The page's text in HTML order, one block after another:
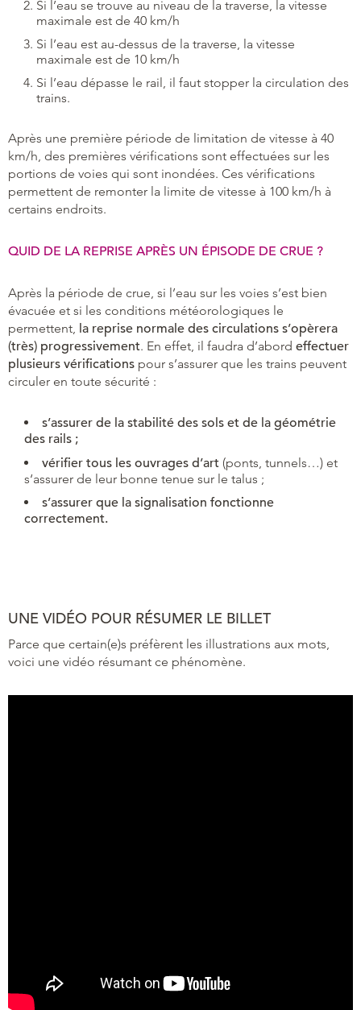
Si l’eau se trouve au niveau de la traverse, la vitesse
maximale est de 40 km/h
Si l’eau est au-dessus de la traverse, la vitesse
maximale est de 10 km/h
Si l’eau dépasse le rail, il faut stopper la circulation des
trains.
Après une première période de limitation de vitesse à 40
km/h, des premières vérifications sont effectuées sur les
portions de voies qui sont inondées. Ces vérifications
permettent de remonter la limite de vitesse à 100 km/h à
certains endroits.
QUID DE LA REPRISE APRÈS UN ÉPISODE DE CRUE ?
Après la période de crue, si l’eau sur les voies s’est bien
évacuée et si les conditions météorologiques le
permettent, la reprise normale des circulations s’opèrera
(très) progressivement. En effet, il faudra d’abord effectuer
plusieurs vérifications pour s’assurer que les trains peuvent
circuler en toute sécurité :
s’assurer de la stabilité des sols et de la géométrie
des rails ;
vérifier tous les ouvrages d’art (ponts, tunnels…) et
s‘assurer de leur bonne tenue sur le talus ;
s’assurer que la signalisation fonctionne
correctement.
UNE VIDÉO POUR RÉSUMER LE BILLET
Parce que certain(e)s préfèrent les illustrations aux mots,
voici une vidéo résumant ce phénomène.